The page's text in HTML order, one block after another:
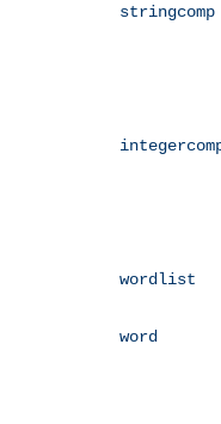
wordlist
word